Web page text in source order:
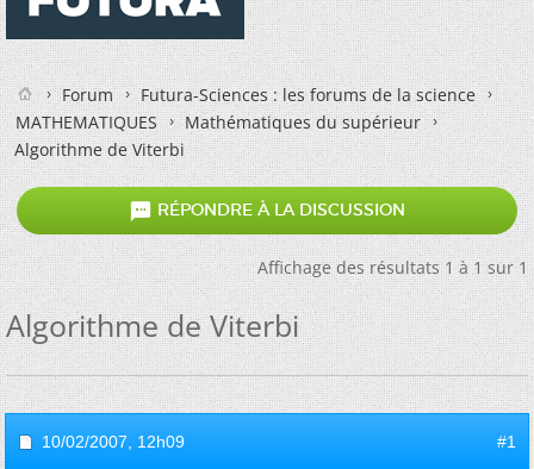
Forum
Futura-Sciences : les forums de la science
MATHEMATIQUES
Mathématiques du supérieur
Algorithme de Viterbi
 RÉPONDRE À LA DISCUSSION
Affichage des résultats 1 à 1 sur 1
Algorithme de Viterbi
10/02/2007, 12h09 #1